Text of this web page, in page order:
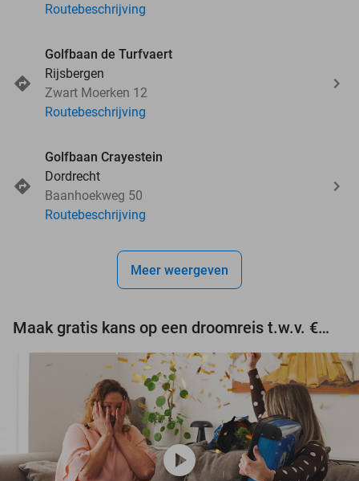
Routebeschrijving
Golfbaan de Turfvaert
Rijsbergen
Zwart Moerken 12
Routebeschrijving
Golfbaan Crayestein
Dordrecht
Baanhoekweg 50
Routebeschrijving
Meer weergeven
Maak gratis kans op een droomreis t.w.v. €3.000!
play_circle